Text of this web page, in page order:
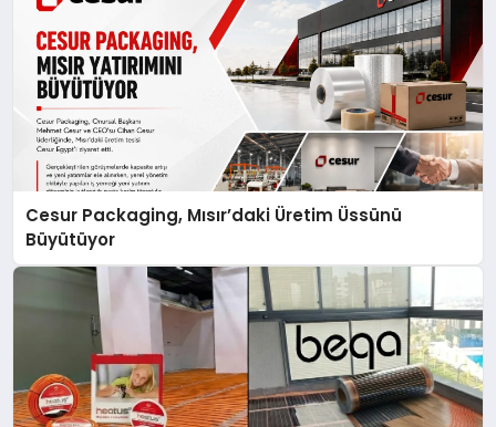
Cesur Packaging, Mısır’daki Üretim Üssünü
Büyütüyor